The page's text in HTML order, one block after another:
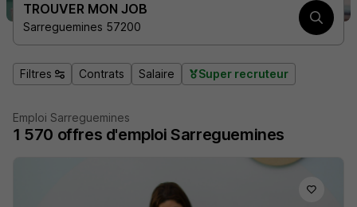
TROUVER MON JOB
Sarreguemines 57200
Filtres Contrats Salaire Super recruteur
Emploi Sarreguemines
1 570 offres d'emploi Sarreguemines